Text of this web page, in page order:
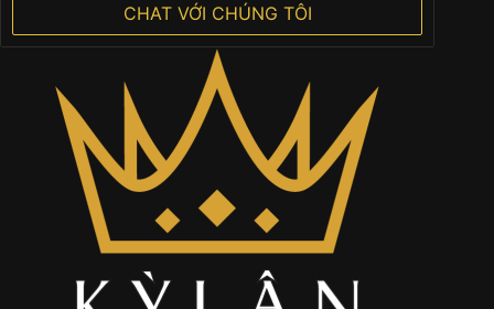
CHAT VỚI CHÚNG TÔI